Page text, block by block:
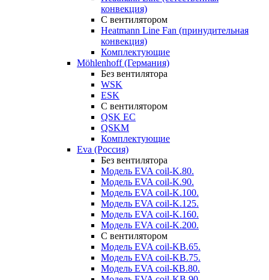
конвекция)
С вентилятором
Heatmann Line Fan (принудительная
конвекция)
Комплектующие
Möhlenhoff (Германия)
Без вентилятора
WSK
ESK
С вентилятором
QSK EC
QSKM
Комплектующие
Eva (Россия)
Без вентилятора
Модель EVA coil-K.80.
Модель EVA coil-K.90.
Модель EVA coil-K.100.
Модель EVA coil-K.125.
Модель EVA coil-K.160.
Модель EVA coil-K.200.
С вентилятором
Модель EVA coil-KВ.65.
Модель EVA coil-KВ.75.
Модель EVA coil-КВ.80.